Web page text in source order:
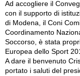
Ad accogliere il
con il supporto di
di Modena, il Coni
Coordinamento
Soccorso, è stata
Europea dello Sport
A dare il benvenuto
portato i saluti del